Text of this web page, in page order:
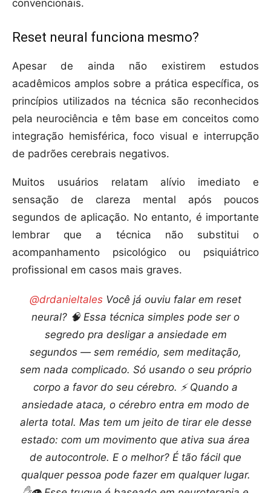
convencionais.
Reset neural funciona mesmo?
Apesar de ainda não existirem estudos
acadêmicos amplos sobre a prática específica, os
princípios utilizados na técnica são reconhecidos
pela neurociência e têm base em conceitos como
integração hemisférica, foco visual e interrupção
de padrões cerebrais negativos.
Muitos usuários relatam alívio imediato e
sensação de clareza mental após poucos
segundos de aplicação. No entanto, é importante
lembrar que a técnica não substitui o
acompanhamento psicológico ou psiquiátrico
profissional em casos mais graves.
@drdanieltales Você já ouviu falar em reset
neural? 🧠 Essa técnica simples pode ser o
segredo pra desligar a ansiedade em
segundos — sem remédio, sem meditação,
sem nada complicado. Só usando o seu próprio
corpo a favor do seu cérebro. ⚡ Quando a
ansiedade ataca, o cérebro entra em modo de
alerta total. Mas tem um jeito de tirar ele desse
estado: com um movimento que ativa sua área
de autocontrole. E o melhor? É tão fácil que
qualquer pessoa pode fazer em qualquer lugar.